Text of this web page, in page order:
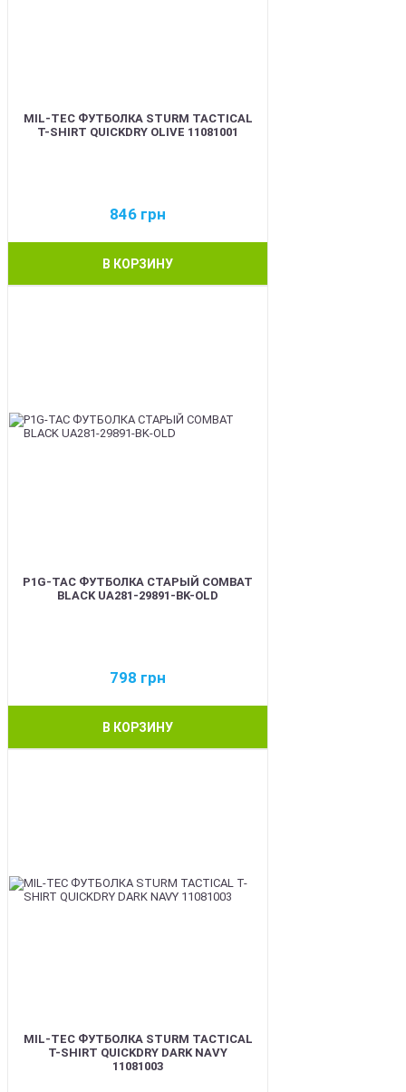
MIL-TEC ФУТБОЛКА STURM TACTICAL
T-SHIRT QUICKDRY OLIVE 11081001
846 грн
В КОРЗИНУ
P1G-TAC ФУТБОЛКА СТАРЫЙ COMBAT
BLACK UA281-29891-BK-OLD
798 грн
В КОРЗИНУ
MIL-TEC ФУТБОЛКА STURM TACTICAL
T-SHIRT QUICKDRY DARK NAVY
11081003